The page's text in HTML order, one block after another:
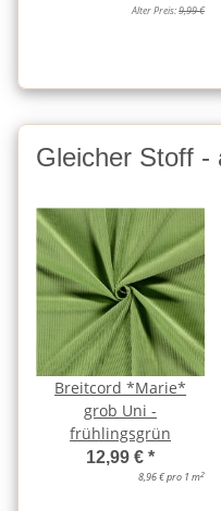
Alter Preis:9,99 €
Gleicher Stoff -
Breitcord *Marie*
grob Uni -
frühlingsgrün
12,99 €*
8,96 € pro 1 m2